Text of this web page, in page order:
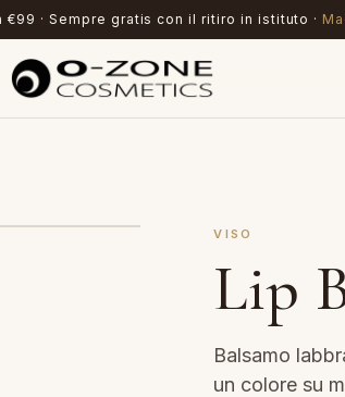
· Sempre gratis con il ritiro in istituto ·
VISO
Lip
Balsamo
un colore su